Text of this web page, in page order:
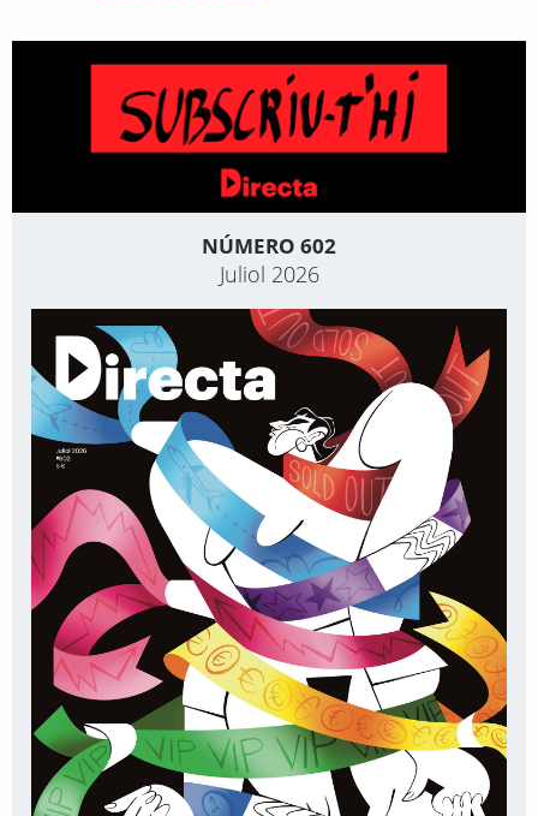
NÚMERO 602
Juliol 2026